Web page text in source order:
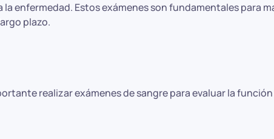
enfermedad. Estos exámenes son fundamentales para
plazo.
realizar exámenes de sangre para evaluar la